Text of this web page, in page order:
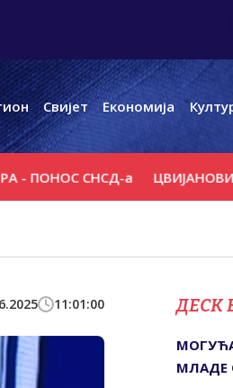
Свијет Економија
СНСД-а ЦВИЈАНОВИЋЕВА
11:01:00 ДЕСК
МЛАДЕ